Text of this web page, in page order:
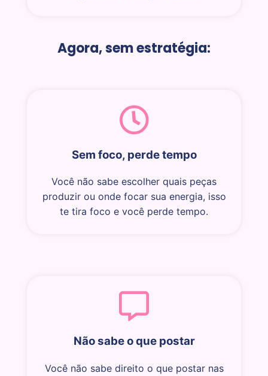
Agora, sem estratégia:
Sem foco, perde tempo
Você não sabe escolher quais peças
produzir ou onde focar sua energia, isso
te tira foco e você perde tempo.
Não sabe o que postar
Você não sabe direito o que postar nas